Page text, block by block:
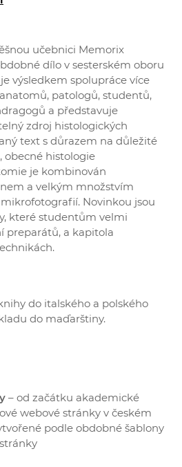
učebnici Memorix
dílo v sesterském oboru
výsledkem spolupráce více
patologů, studentů,
a představuje
zdroj histologických
text s důrazem na důležité
obecné histologie
je kombinován
a velkým množstvím
Novinkou jsou
které studentům velmi
preparátů, a kapitola
do italského a polského
do maďarštiny.
– od začátku akademické
webové stránky v českém
podle obdobné šablony